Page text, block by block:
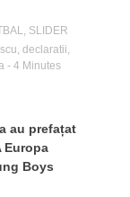
SLIDER
declaratii
- 4 Minutes
au prefațat
Europa
Boys